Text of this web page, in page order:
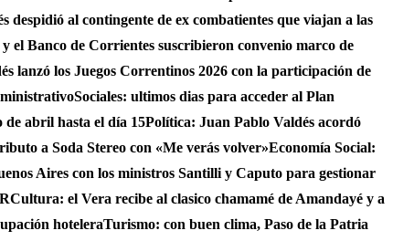
despidió al contingente de ex combatientes que viajan a las
el Banco de Corrientes suscribieron convenio marco de
lanzó los Juegos Correntinos 2026 con la participación de
Sociales: ultimos dias para acceder al Plan
abril hasta el día 15Política: Juan Pablo Valdés acordó
a Soda Stereo con «Me verás volver»Economía Social:
Aires con los ministros Santilli y Caputo para gestionar
Cultura: el Vera recibe al clasico chamamé de Amandayé y a
hoteleraTurismo: con buen clima, Paso de la Patria